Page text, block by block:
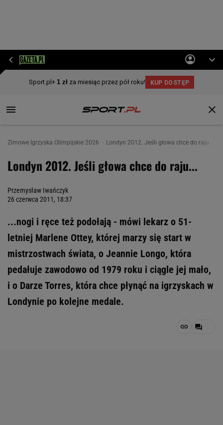
Zimowe Igrzyska Olimpijskie 2026 Londyn 2012. Jeśli głowa chce do raju...
Londyn 2012. Jeśli głowa chce do raju...
Przemysław Iwańczyk
26 czerwca 2011, 18:37
...nogi i ręce też podołają - mówi lekarz o 51-
letniej Marlene Ottey, której marzy się start w
mistrzostwach świata, o Jeannie Longo, która
pedałuje zawodowo od 1979 roku i ciągle jej mało,
i o Darze Torres, która chce płynąć na igrzyskach w
Londynie po kolejne medale.